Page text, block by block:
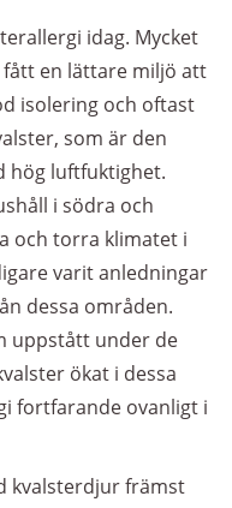
idag. Mycket
en lättare miljö att
isolering och oftast
som är den
hög luftfuktighet.
i södra och
och torra klimatet i
varit anledningar
dessa områden.
uppstått under de
ökat i dessa
fortfarande ovanligt i
kvalsterdjur främst